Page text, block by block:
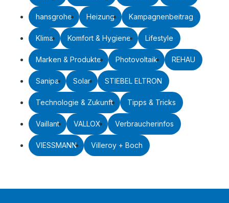
hansgrohe Heizung Kampagnenbeitrag
Klima Komfort & Hygiene Lifestyle
Marken & Produkte Photovoltaik REHAU
Sanipa Solar STIEBEL ELTRON
Technologie & Zukunft Tipps & Tricks
Vaillant VALLOX Verbraucherinfos
VIESSMANN Villeroy + Boch